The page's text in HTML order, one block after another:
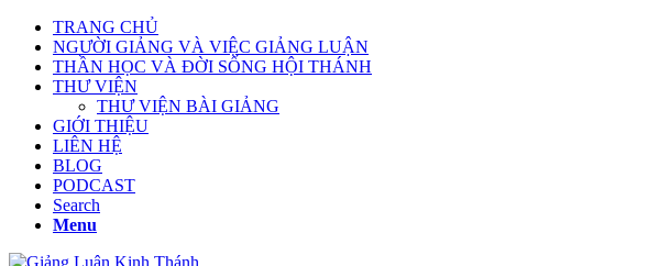
TRANG CHỦ
NGƯỜI GIẢNG VÀ VIỆC GIẢNG LUẬN
THẦN HỌC VÀ ĐỜI SỐNG HỘI THÁNH
THƯ VIỆN
THƯ VIỆN BÀI GIẢNG
GIỚI THIỆU
LIÊN HỆ
BLOG
PODCAST
Search
Menu